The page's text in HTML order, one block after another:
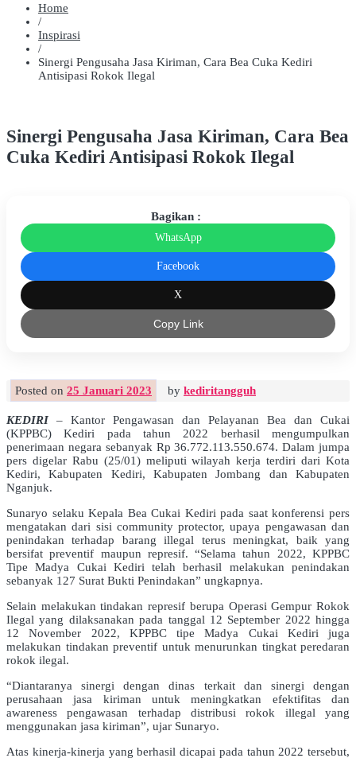
Home
/
Inspirasi
/
Sinergi Pengusaha Jasa Kiriman, Cara Bea Cuka Kediri
Antisipasi Rokok Ilegal
Sinergi Pengusaha Jasa Kiriman, Cara Bea
Cuka Kediri Antisipasi Rokok Ilegal
Bagikan :
WhatsApp
Facebook
X
Copy Link
Posted on 25 Januari 2023 by kediritangguh
KEDIRI– Kantor Pengawasan dan Pelayanan Bea dan Cukai
(KPPBC) Kediri pada tahun 2022 berhasil mengumpulkan
penerimaan negara sebanyak Rp 36.772.113.550.674. Dalam jumpa
pers digelar Rabu (25/01) meliputi wilayah kerja terdiri dari Kota
Kediri, Kabupaten Kediri, Kabupaten Jombang dan Kabupaten
Nganjuk.
Sunaryo selaku Kepala Bea Cukai Kediri pada saat konferensi pers
mengatakan dari sisi community protector, upaya pengawasan dan
penindakan terhadap barang illegal terus meningkat, baik yang
bersifat preventif maupun represif. “Selama tahun 2022, KPPBC
Tipe Madya Cukai Kediri telah berhasil melakukan penindakan
sebanyak 127 Surat Bukti Penindakan” ungkapnya.
Selain melakukan tindakan represif berupa Operasi Gempur Rokok
Ilegal yang dilaksanakan pada tanggal 12 September 2022 hingga
12 November 2022, KPPBC tipe Madya Cukai Kediri juga
melakukan tindakan preventif untuk menurunkan tingkat peredaran
rokok ilegal.
“Diantaranya sinergi dengan dinas terkait dan sinergi dengan
perusahaan jasa kiriman untuk meningkatkan efektifitas dan
awareness pengawasan terhadap distribusi rokok illegal yang
menggunakan jasa kiriman”, ujar Sunaryo.
Atas kinerja-kinerja yang berhasil dicapai pada tahun 2022 tersebut,